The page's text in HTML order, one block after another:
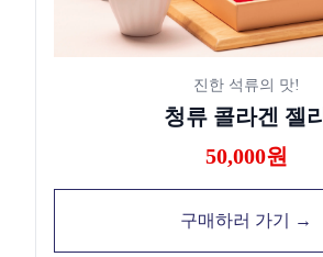
진한 석류의 맛!
청류 콜라겐 젤리
50,000원
구매하러 가기 →